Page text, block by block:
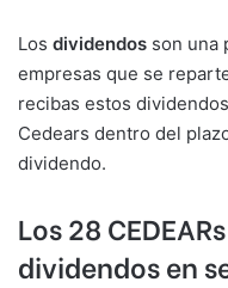
Los dividendos son una
empresas que se
recibas estos
Cedears dentro del
dividendo.
Los 28
dividendos en